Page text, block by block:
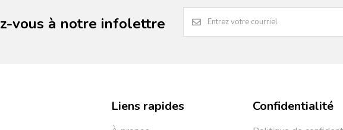
vous à notre infolettre
Liens rapides Confidentialité